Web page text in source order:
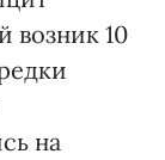
возник 10
на